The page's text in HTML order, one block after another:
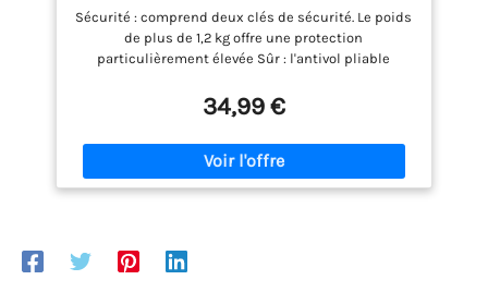
Sécurité : comprend deux clés de sécurité. Le poids
de plus de 1,2 kg offre une protection
particulièrement élevée Sûr : l'antivol pliable
voleurs occasionnels et est particulièrement facile
à manipuler, même dans l'obscurité Pratique :
grâce à la longueur de 110 cm, deux vélos peuvent
être verrouillés en même temps Stable : la serrure
avec les tiges revêtues de plastique est fixée par
Simple : fixation du support avec des bandes Velcro
34,99 €